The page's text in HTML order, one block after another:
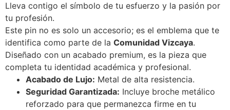
Lleva contigo el símbolo de tu esfuerzo y la pasión por
tu profesión.
Este pin no es solo un accesorio; es el emblema que te
identifica como parte de la Comunidad Vizcaya.
Diseñado con un acabado premium, es la pieza que
completa tu identidad académica y profesional.
Acabado de Lujo: Metal de alta resistencia.
Seguridad Garantizada: Incluye broche metálico
reforzado para que permanezca firme en tu